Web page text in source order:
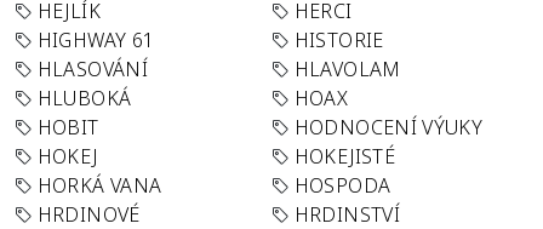
HEJLÍK
HERCI
HIGHWAY 61
HISTORIE
HLASOVÁNÍ
HLAVOLAM
HLUBOKÁ
HOAX
HOBIT
HODNOCENÍ VÝUKY
HOKEJ
HOKEJISTÉ
HORKÁ VANA
HOSPODA
HRDINOVÉ
HRDINSTVÍ